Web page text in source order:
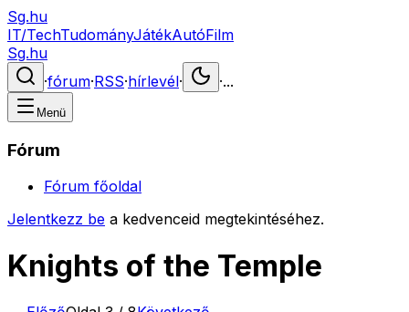
Sg.hu
IT/TechTudományJátékAutóFilm
Sg.hu
·fórum·RSS·hírlevél· ·...
Menü
Fórum
Fórum főoldal
Jelentkezz be a kedvenceid megtekintéséhez.
Knights of the Temple